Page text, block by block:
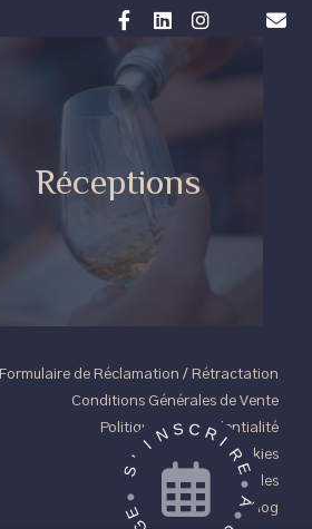
S
'
I N S C RI
R
E
À
E
Réceptions
Formulaire de Réclamation / Rétractation
Conditions Générales de Vente
Politique de confidentialité
Gestion des cookies
Mentions légales
Blog